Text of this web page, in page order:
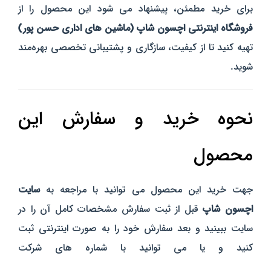
برای خرید مطمئن، پیشنهاد می‌ شود این محصول را از
فروشگاه اینترنتی اچسون شاپ (ماشین‌ های اداری حسن پور)
تهیه کنید تا از کیفیت، سازگاری و پشتیبانی تخصصی بهره‌مند
شوید.
نحوه خرید و سفارش این
محصول
جهت خرید این محصول می توانید با مراجعه بهسایت
اچسون شاپقبل از ثبت سفارش مشخصات کامل آن را در
سایت ببینید و بعد سفارش خود را به صورت اینترنتی ثبت
کنید و یا می توانید با شماره های شرکت